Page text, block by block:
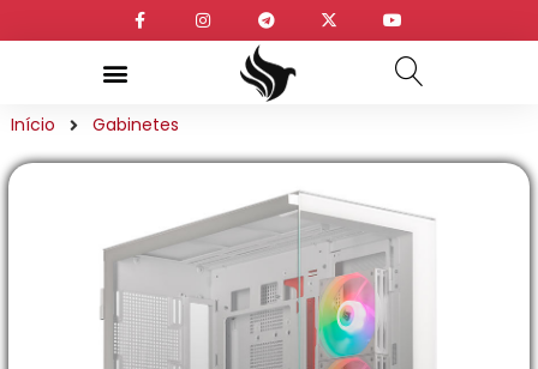
Início Gabinetes